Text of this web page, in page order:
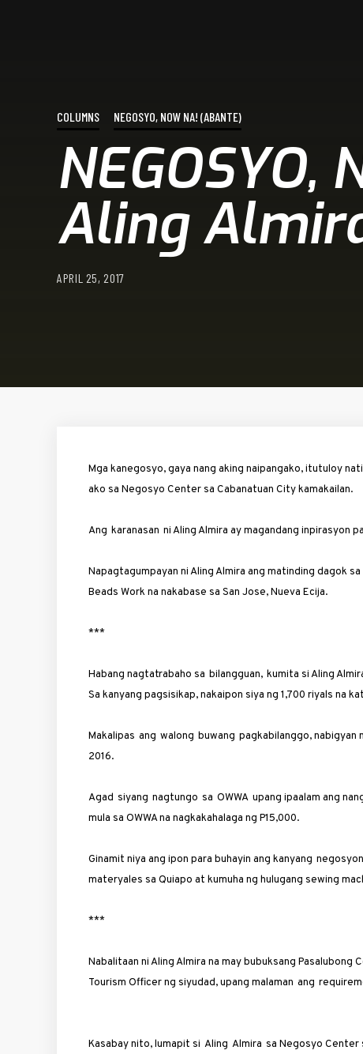
COLUMNS NEGOSYO, NOW NA! (ABANTE)
Aling
APRIL 25, 2017
Mga kanegosyo, ga­ya nang aking naipangako, itutuloy
ako sa Negosyo Center sa Cabanatuan City kamakailan.
Ang karanasan ni Aling Almira ay magandang inpirasyon
Napagtagumpayan ni Aling Almira ang ma­tinding dagok
Beads Work na nakabase sa San Jose, Nueva Ecija.
***
Habang ­nagtatrabaho sa bilangguan, ­kumita si Aling
Sa kan­yang pagsisikap, naka­ipon siya ng 1,700 riyals na
Makalipas ang wa­long buwang pag­kabilanggo, nabigyan
2016.
Agad siyang nagtu­ngo sa OWWA upang ipaalam ang
mula sa OWWA na nagkakaha­laga ng P15,000.
Ginamit niya ang ipon para buhayin ang kanyang
mater­yales sa Quiapo at kumuha ng hu­lugang ­sewing
***
Nabalitaan ni Aling Almira na may bubuksang
Tourism ­Officer ng siyudad, upang malaman ang
Kasabay nito, ­lumapit si Aling Almira sa ­Negosyo Center